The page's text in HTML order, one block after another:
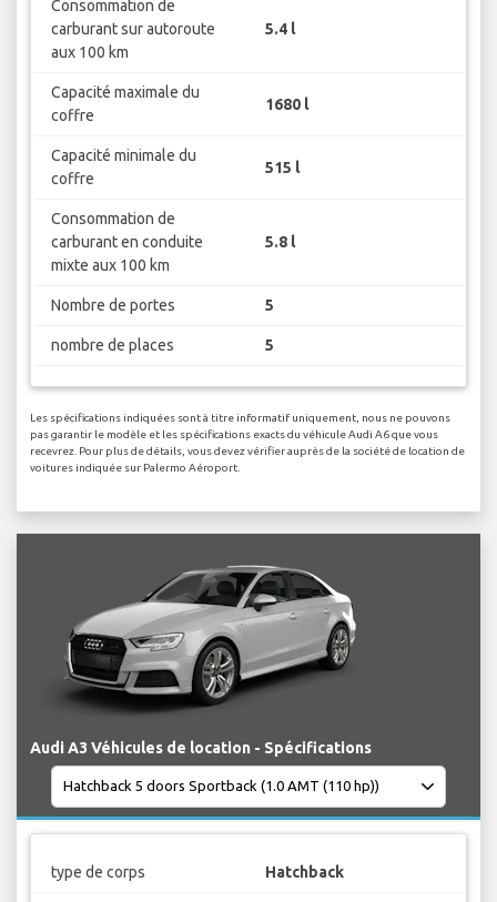
Consommation de
carburant sur autoroute
aux 100 km
5.4 l
Capacité maximale du
coffre
1680 l
Capacité minimale du
coffre
515 l
Consommation de
carburant en conduite
mixte aux 100 km
5.8 l
Nombre de portes 5
nombre de places 5
Les spécifications indiquées sont à titre informatif uniquement, nous ne pouvons
pas garantir le modèle et les spécifications exacts du véhicule Audi A6 que vous
recevrez. Pour plus de détails, vous devez vérifier auprès de la société de location de
voitures indiquée sur Palermo Aéroport.
Audi A3 Véhicules de location - Spécifications
type de corps Hatchback